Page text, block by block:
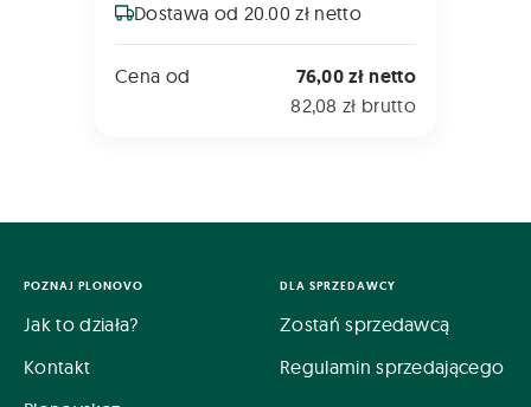
Dostawa od 20.00 zł netto
Cena od 76,00 zł netto
82,08 zł brutto
POZNAJ PLONOVO
Jak to działa?
Kontakt
DLA SPRZEDAWCY
Zostań sprzedawcą
Regulamin sprzedającego